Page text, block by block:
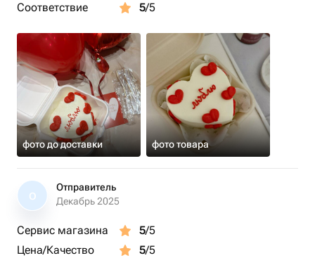
Соответствие
5/5
фото до доставки фото товара
О
Отправитель
Декабрь 2025
Сервис магазина 5/5
Цена/Качество
5/5